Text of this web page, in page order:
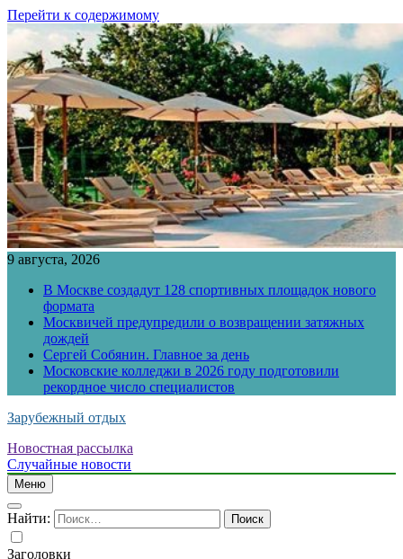
Перейти к содержимому
9 августа, 2026
В Москве создадут 128 спортивных площадок нового
формата
Москвичей предупредили о возвращении затяжных
дождей
Сергей Собянин. Главное за день
Московские колледжи в 2026 году подготовили
рекордное число специалистов
Зарубежный отдых
Новостная рассылка
Случайные новости
Меню
Найти:
Заголовки